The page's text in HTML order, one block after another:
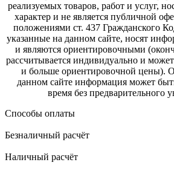
реализуемых товаров, работ и услуг,
характер и не является публичной
положениями ст. 437 Гражданского
указанные на данном сайте, носят
и являются ориентировочными
рассчитывается индивидуально и
и больше ориентировочной цены).
данном сайте информация может
время без предварительного
Способы оплаты
Безналичный расчёт
Наличный расчёт